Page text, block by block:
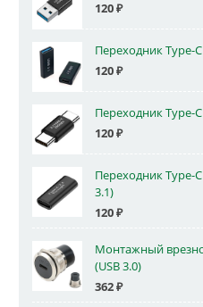
120₽
Переходник Type-
120₽
Переходник Type-
120₽
Переходник Type-
3.1)
120₽
Монтажный
(USB 3.0)
362₽